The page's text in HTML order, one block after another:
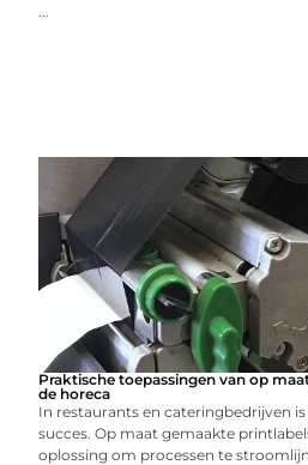
...
Praktische toepassingen van op
de horeca
In restaurants en cateringbedrijven
succes. Op maat gemaakte
oplossing om processen te